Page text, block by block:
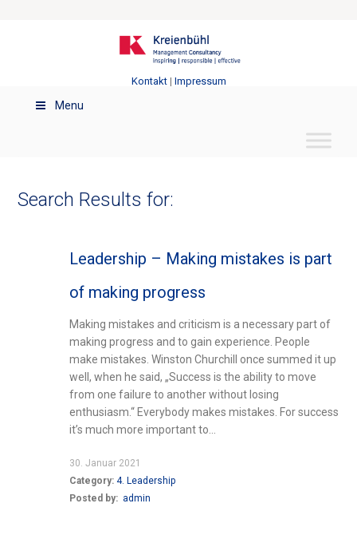
Kontakt| Impressum
Menu
Search Results for:
Leadership – Making mistakes is part
of making progress
Making mistakes and criticism is a necessary part of
making progress and to gain experience. People
make mistakes. Winston Churchill once summed it up
well, when he said, „Success is the ability to move
from one failure to another without losing
enthusiasm.“ Everybody makes mistakes. For success
it’s much more important to...
30. Januar 2021
Category:4. Leadership
Posted by: admin